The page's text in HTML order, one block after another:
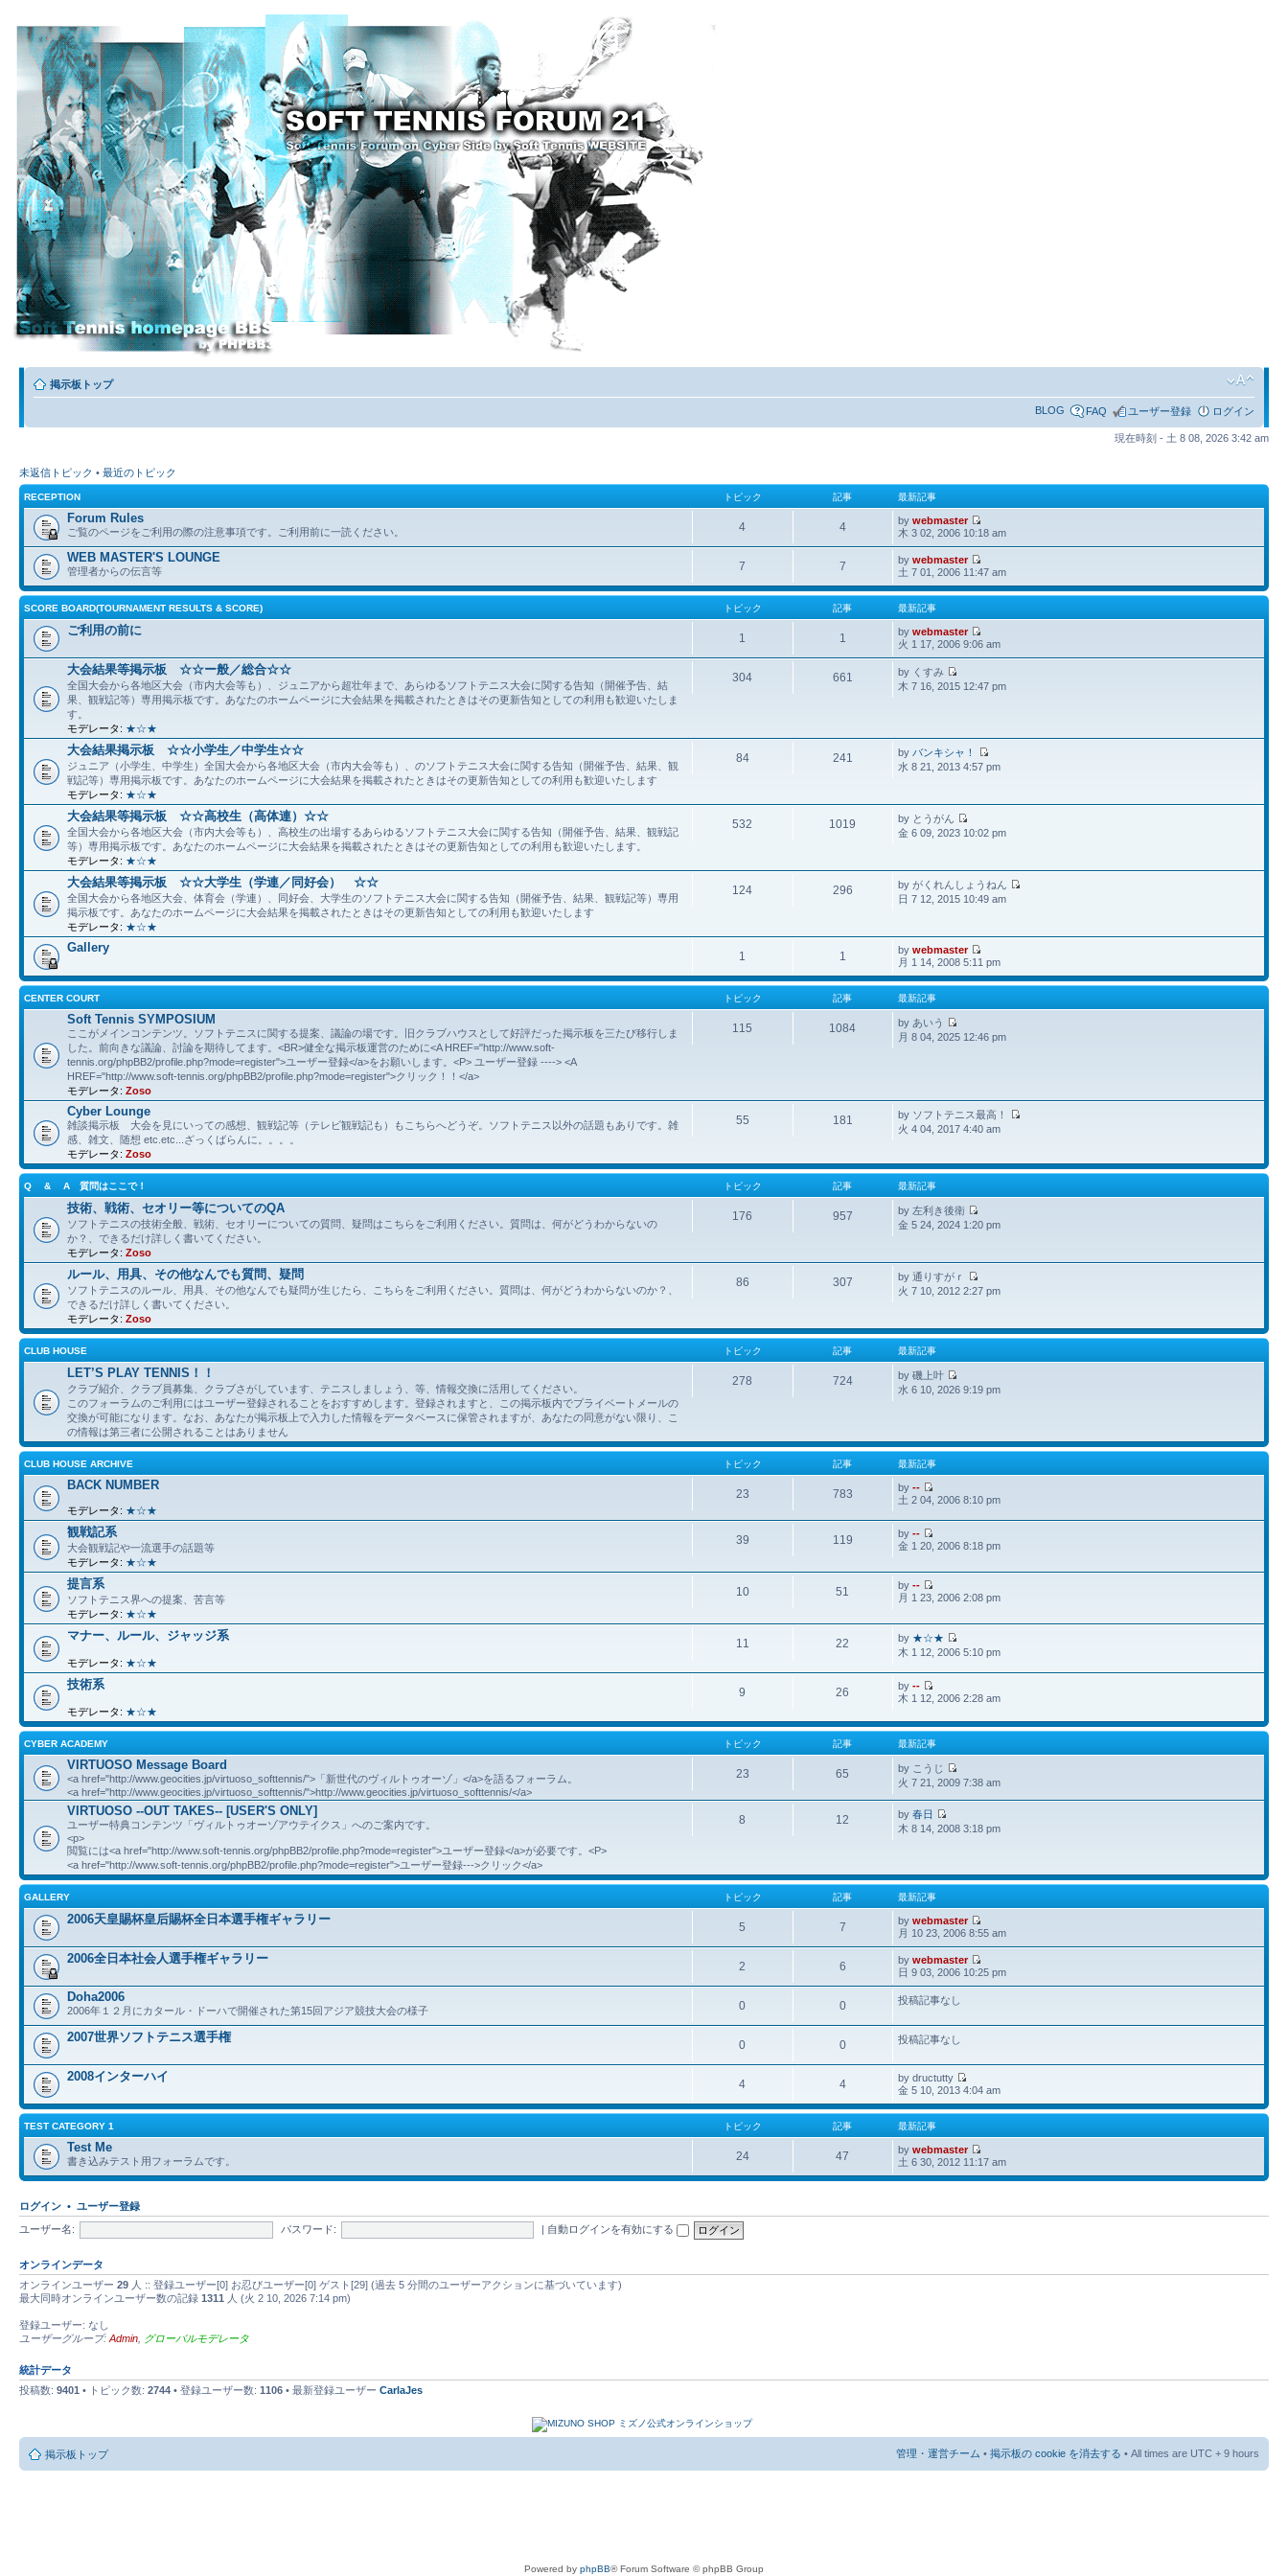
掲示板トップ
BLOG FAQ ユーザー登録 ログイン
現在時刻 - 土 8 08, 2026 3:42 am
未返信トピック • 最近のトピック
RECEPTION トピック 記事 最新記事
Forum Rules
ご覧のページをご利用の際の注意事項です。ご利用前に一読ください。 4 4 bywebmaster
木 3 02, 2006 10:18 am
WEB MASTER'S LOUNGE
管理者からの伝言等 7 7 bywebmaster
土 7 01, 2006 11:47 am
SCORE BOARD(TOURNAMENT RESULTS & SCORE) トピック 記事 最新記事
ご利用の前に
1 1 bywebmaster
火 1 17, 2006 9:06 am
大会結果等掲示板 ☆☆ー般／総合☆☆
全国大会から各地区大会（市内大会等も）、ジュニアから超壮年まで、あらゆるソフトテニス大会に関する告知（開催予告、結
果、観戦記等）専用掲示板です。あなたのホームページに大会結果を掲載されたときはその更新告知としての利用も歓迎いたしま
す。
モデレータ: ★☆★
304 661
by くすみ
木 7 16, 2015 12:47 pm
大会結果掲示板 ☆☆小学生／中学生☆☆
ジュニア（小学生、中学生）全国大会から各地区大会（市内大会等も）、のソフトテニス大会に関する告知（開催予告、結果、観
戦記等）専用掲示板です。あなたのホームページに大会結果を掲載されたときはその更新告知としての利用も歓迎いたします
モデレータ: ★☆★
84 241 by バンキシャ！
水 8 21, 2013 4:57 pm
大会結果等掲示板 ☆☆高校生（高体連）☆☆
全国大会から各地区大会（市内大会等も）、高校生の出場するあらゆるソフトテニス大会に関する告知（開催予告、結果、観戦記
等）専用掲示板です。あなたのホームページに大会結果を掲載されたときはその更新告知としての利用も歓迎いたします。
モデレータ: ★☆★
532 1019
by とうがん
金 6 09, 2023 10:02 pm
大会結果等掲示板 ☆☆大学生（学連／同好会） ☆☆
全国大会から各地区大会、体育会（学連）、同好会、大学生のソフトテニス大会に関する告知（開催予告、結果、観戦記等）専用
掲示板です。あなたのホームページに大会結果を掲載されたときはその更新告知としての利用も歓迎いたします
モデレータ: ★☆★
124 296
by がくれんしょうねん
日 7 12, 2015 10:49 am
Gallery
1 1 bywebmaster
月 1 14, 2008 5:11 pm
CENTER COURT トピック 記事 最新記事
Soft Tennis SYMPOSIUM
ここがメインコンテンツ。ソフトテニスに関する提案、議論の場です。旧クラブハウスとして好評だった掲示板を三たび移行しま
した。前向きな議論、討論を期待してます。<BR>健全な掲示板運営のために<A HREF="http://www.soft-
tennis.org/phpBB2/profile.php?mode=register">ユーザー登録</a>をお願いします。<P> ユーザー登録 ----> <A
HREF="http://www.soft-tennis.org/phpBB2/profile.php?mode=register">クリック！！</a>
モデレータ: Zoso
115 1084
by あいう
月 8 04, 2025 12:46 pm
Cyber Lounge
雑談掲示板 大会を見にいっての感想、観戦記等（テレビ観戦記も）もこちらへどうぞ。ソフトテニス以外の話題もありです。雑
感、雑文、随想 etc.etc...ざっくばらんに。。。。
モデレータ: Zoso
55 181
by ソフトテニス最高！
火 4 04, 2017 4:40 am
Q & A 質問はここで！ トピック 記事 最新記事
技術、戦術、セオリー等についてのQA
ソフトテニスの技術全般、戦術、セオリーについての質問、疑問はこちらをご利用ください。質問は、何がどうわからないの
か？、できるだけ詳しく書いてください。
モデレータ: Zoso
176 957
by 左利き後衛
金 5 24, 2024 1:20 pm
ルール、用具、その他なんでも質問、疑問
ソフトテニスのルール、用具、その他なんでも疑問が生じたら、こちらをご利用ください。質問は、何がどうわからないのか？、
できるだけ詳しく書いてください。
モデレータ: Zoso
86 307
by 通りすがｒ
火 7 10, 2012 2:27 pm
CLUB HOUSE トピック 記事 最新記事
LET’S PLAY TENNIS！！
クラブ紹介、クラブ員募集、クラブさがしています、テニスしましょう、等、情報交換に活用してください。
このフォーラムのご利用にはユーザー登録されることをおすすめします。登録されますと、この掲示板内でプライベートメールの
交換が可能になります。なお、あなたが掲示板上で入力した情報をデータベースに保管されますが、あなたの同意がない限り、こ
の情報は第三者に公開されることはありません
278 724
by 磯上叶
水 6 10, 2026 9:19 pm
CLUB HOUSE ARCHIVE トピック 記事 最新記事
BACK NUMBER
モデレータ: ★☆★
23 783 by--
土 2 04, 2006 8:10 pm
観戦記系
大会観戦記や一流選手の話題等
モデレータ: ★☆★
39 119 by--
金 1 20, 2006 8:18 pm
提言系
ソフトテニス界への提案、苦言等
モデレータ: ★☆★
10 51 by--
月 1 23, 2006 2:08 pm
マナー、ルール、ジャッジ系
モデレータ: ★☆★
11 22 by ★☆★
木 1 12, 2006 5:10 pm
技術系
モデレータ: ★☆★
9 26 by--
木 1 12, 2006 2:28 am
CYBER ACADEMY トピック 記事 最新記事
VIRTUOSO Message Board
<a href="http://www.geocities.jp/virtuoso_softtennis/">「新世代のヴィルトゥオーゾ」</a>を語るフォーラム。
<a href="http://www.geocities.jp/virtuoso_softtennis/">http://www.geocities.jp/virtuoso_softtennis/</a>
23 65
by こうじ
火 7 21, 2009 7:38 am
VIRTUOSO --OUT TAKES-- [USER'S ONLY]
ユーザー特典コンテンツ「ヴィルトゥオーゾアウテイクス」へのご案内です。
<p>
閲覧には<a href="http://www.soft-tennis.org/phpBB2/profile.php?mode=register">ユーザー登録</a>が必要です。<P>
<a href="http://www.soft-tennis.org/phpBB2/profile.php?mode=register">ユーザー登録--->クリック</a>
8 12 by春日
木 8 14, 2008 3:18 pm
GALLERY トピック 記事 最新記事
2006天皇賜杯皇后賜杯全日本選手権ギャラリー
5 7 bywebmaster
月 10 23, 2006 8:55 am
2006全日本社会人選手権ギャラリー
2 6 bywebmaster
日 9 03, 2006 10:25 pm
Doha2006
2006年１２月にカタール・ドーハで開催された第15回アジア競技大会の様子 0 0 投稿記事なし
2007世界ソフトテニス選手権
0 0 投稿記事なし
2008インターハイ
4 4
by dructutty
金 5 10, 2013 4:04 am
TEST CATEGORY 1 トピック 記事 最新記事
Test Me
書き込みテスト用フォーラムです。 24 47 bywebmaster
土 6 30, 2012 11:17 am
ログイン • ユーザー登録
ユーザー名: パスワード: | 自動ログインを有効にする
オンラインデータ
オンラインユーザー 29 人 :: 登録ユーザー[0] お忍びユーザー[0] ゲスト[29] (過去 5 分間のユーザーアクションに基づいています)
最大同時オンラインユーザー数の記録 1311 人 (火 2 10, 2026 7:14 pm)
登録ユーザー: なし
ユーザーグループ: Admin グローバルモデレータ
統計データ
投稿数: 9401 • トピック数: 2744 • 登録ユーザー数: 1106 • 最新登録ユーザー CarlaJes
掲示板トップ 管理・運営チーム • 掲示板の cookie を消去する • All times are UTC + 9 hours
Powered by phpBB® Forum Software © phpBB Group